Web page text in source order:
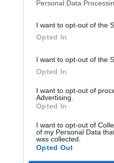
Personal Data
I want to opt-out of the
Opted In
I want to opt-out of the
Opted In
I want to opt-out of
Advertising.
Opted In
I want to opt-out of
of my Personal Data
was collected.
Opted Out